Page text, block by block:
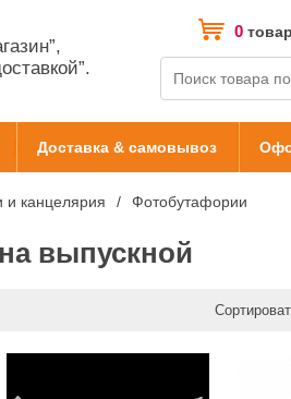
0
Доставка & самовывоз
и канцелярия Фотобутафории
выпускной